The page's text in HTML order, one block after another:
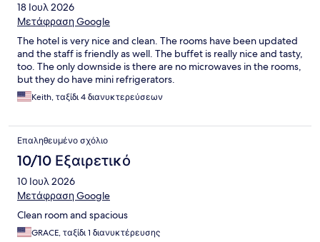
18 Ιουλ 2026
Μετάφραση Google
The hotel is very nice and clean. The rooms have been updated
and the staff is friendly as well. The buffet is really nice and tasty,
too. The only downside is there are no microwaves in the rooms,
but they do have mini refrigerators.
Keith, ταξίδι 4 διανυκτερεύσεων
Επαληθευμένο σχόλιο
10/10 Εξαιρετικό
10 Ιουλ 2026
Μετάφραση Google
Clean room and spacious
GRACE, ταξίδι 1 διανυκτέρευσης